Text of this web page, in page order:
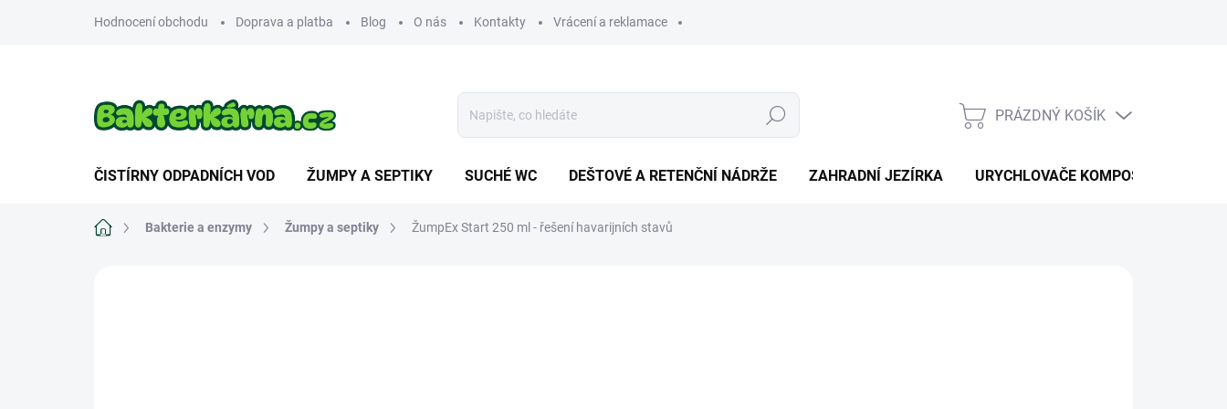
Hodnocení obchodu Doprava a platba Blog O nás Kontakty Vrácení a reklamace
Hledat
NÁKUPNÍ
PRÁZDNÝ KOŠÍK
ČISTÍRNY ODPADNÍCH VOD ŽUMPY A SEPTIKY SUCHÉ WC DEŠTOVÉ A RETENČNÍ NÁDRŽE ZAHRADNÍ JEZÍRKA URYCHLOVAČE KOMPOSTU
Domů Bakterie a enzymy Žumpy a septiky ŽumpEx Start 250 ml - řešení havarijních stavů